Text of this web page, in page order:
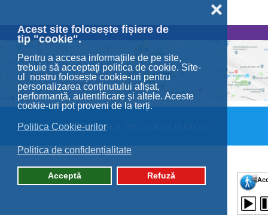
Acest site folosește fișiere de
tip "cookie".
Pentru a accesa informaţiile de pe site,
trebuie să acceptaţi politica de cookie. Site-
ul nostru folosește cookie-uri pentru
personalizarea conținutului afișat,
performanță, autentificare și altele. Aceste
cookie-uri pot proveni de la terți.
Politica Cookie-urilor
Politica de confidențialitate
Acceptă Refuză
❌
© 2026 Primăria Sectorului 2 București.